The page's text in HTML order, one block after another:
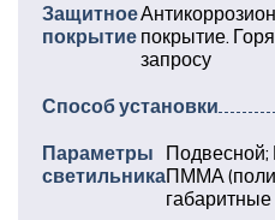
Защитное
покрытие покрытие.
запросу
Способ установки
Параметры
светильника
Подвесной;
ПММА